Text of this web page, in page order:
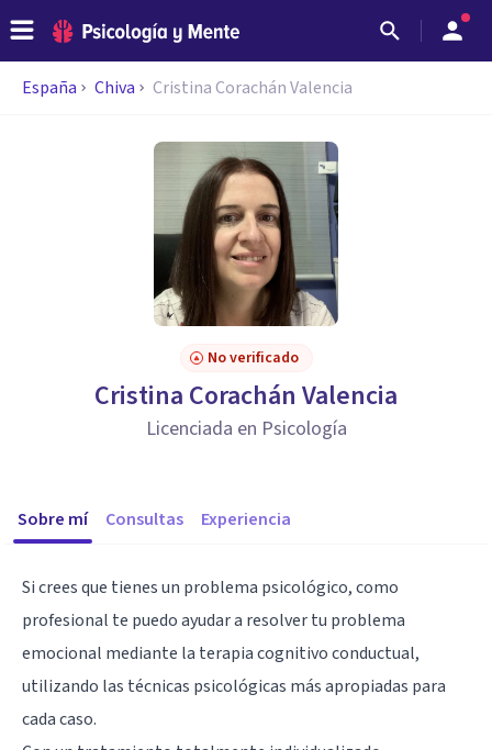
España Chiva Cristina Corachán Valencia
No verificado
Cristina Corachán Valencia
Licenciada en Psicología
Sobre mí Consultas Experiencia
Si crees que tienes un problema psicológico, como
profesional te puedo ayudar a resolver tu problema
emocional mediante la terapia cognitivo conductual,
utilizando las técnicas psicológicas más apropiadas para
cada caso.